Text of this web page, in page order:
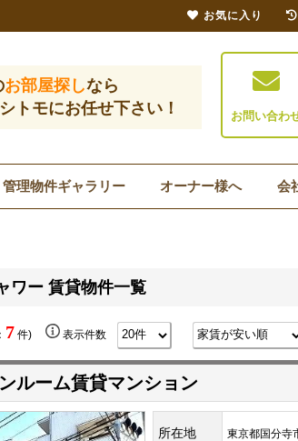
お部屋探しなら
トモにお任せ下さい！
お問い合わ
管理物件ギャラリー オーナー様へ 会
ワー 賃貸物件一覧
7 件) 表示件数
ルーム賃貸マンション
所在地 東京都国分寺
お気に入り